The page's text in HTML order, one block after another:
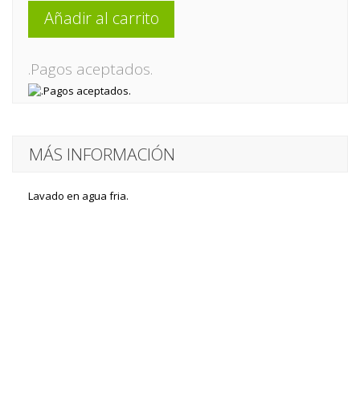
Añadir al carrito
.Pagos aceptados.
MÁS INFORMACIÓN
Lavado en agua fria.